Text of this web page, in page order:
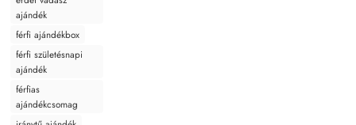
ajándék
férfi ajándékbox
férfi születésnapi
ajándék
férfias
ajándékcsomag